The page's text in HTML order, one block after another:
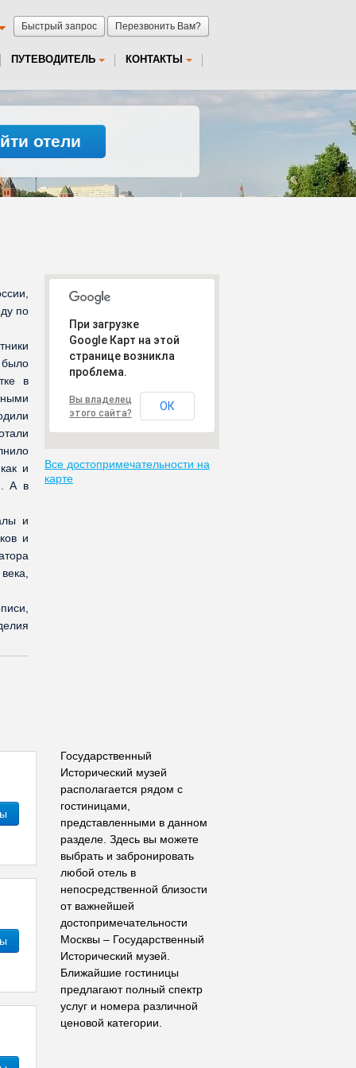
Быстрый запрос Перезвонить Вам?
ПУТЕВОДИТЕЛЬ КОНТАКТЫ
отели
При загрузке
Google Карт на этой
странице возникла
проблема.
Вы владелец
этого сайта?
ОК
Все достопримечательности на
карте
по
было
в
и
А в
и
и
Государственный
Исторический музей
располагается рядом с
гостиницами,
представленными в данном
разделе. Здесь вы можете
выбрать и забронировать
любой отель в
непосредственной близости
от важнейшей
достопримечательности
Москвы – Государственный
Исторический музей.
Ближайшие гостиницы
предлагают полный спектр
услуг и номера различной
ценовой категории.